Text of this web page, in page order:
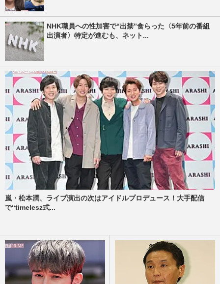
NHK職員への性加害で“出禁”食らった〈5年前の番組
出演者〉特定が進むも、ネット...
嵐・松本潤、ライブ演出の次はアイドルプロデュース！大手配信
で“timelesz式...